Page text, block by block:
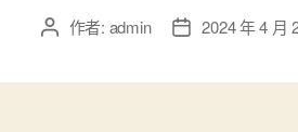
文 作者: admin
文 2024 年 4 月